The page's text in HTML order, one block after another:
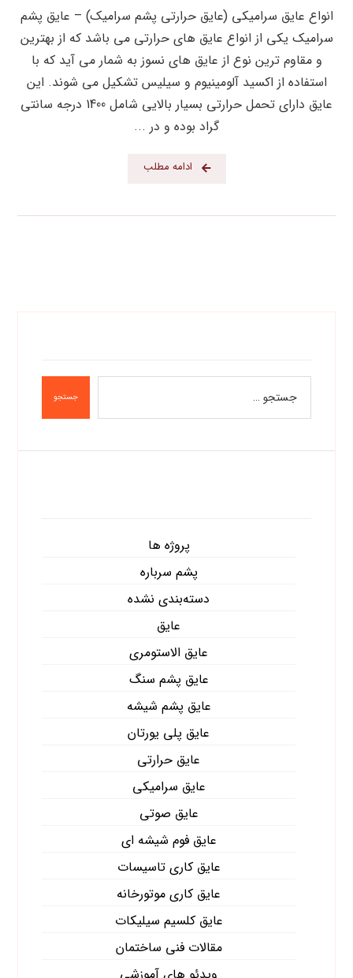
انواع عایق سرامیکی (عایق حرارتی پشم سرامیک) – عایق پشم
سرامیک یکی از انواع عایق های حرارتی می باشد که از بهترین
و مقاوم ترین نوع از عایق های نسوز به شمار می آید که با
استفاده از اکسید آلومینیوم و سیلیس تشکیل می شوند. این
عایق دارای تحمل حرارتی بسیار بالایی شامل 1400 درجه سانتی
گراد بوده و در ...
ادامه مطلب
جستجو
پروژه ها
پشم سرباره
دسته‌بندی نشده
عایق
عایق الاستومری
عایق پشم سنگ
عایق پشم شیشه
عایق پلی یورتان
عایق حرارتی
عایق سرامیکی
عایق صوتی
عایق فوم شیشه ای
عایق کاری تاسیسات
عایق کاری موتورخانه
عایق کلسیم سیلیکات
مقالات فنی ساختمان